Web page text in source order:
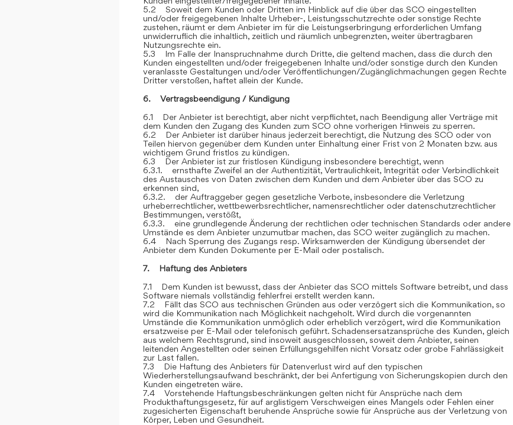
5.2 Soweit dem Kunden oder Dritten im Hinblick auf die über das SCO eingestellten
und/oder freigegebenen Inhalte Urheber-, Leistungsschutzrechte oder sonstige Rechte
zustehen, räumt er dem Anbieter im für die Leistungserbringung erforderlichen Umfang
unwiderruflich die inhaltlich, zeitlich und räumlich unbegrenzten, weiter übertragbaren
Nutzungsrechte ein.
5.3 Im Falle der Inanspruchnahme durch Dritte, die geltend machen, dass die durch den
Kunden eingestellten und/oder freigegebenen Inhalte und/oder sonstige durch den Kunden
veranlasste Gestaltungen und/oder Veröffentlichungen/Zugänglichmachungen gegen Rechte
Dritter verstoßen, haftet allein der Kunde.
6. Vertragsbeendigung / Kündigung
6.1 Der Anbieter ist berechtigt, aber nicht verpflichtet, nach Beendigung aller Verträge mit
dem Kunden den Zugang des Kunden zum SCO ohne vorherigen Hinweis zu sperren.
6.2 Der Anbieter ist darüber hinaus jederzeit berechtigt, die Nutzung des SCO oder von
Teilen hiervon gegenüber dem Kunden unter Einhaltung einer Frist von 2 Monaten bzw. aus
wichtigem Grund fristlos zu kündigen.
6.3 Der Anbieter ist zur fristlosen Kündigung insbesondere berechtigt, wenn
6.3.1. ernsthafte Zweifel an der Authentizität, Vertraulichkeit, Integrität oder Verbindlichkeit
des Austausches von Daten zwischen dem Kunden und dem Anbieter über das SCO zu
erkennen sind,
6.3.2. der Auftraggeber gegen gesetzliche Verbote, insbesondere die Verletzung
urheberrechtlicher, wettbewerbsrechtlicher, namensrechtlicher oder datenschutzrechtlicher
Bestimmungen, verstößt,
6.3.3. eine grundlegende Änderung der rechtlichen oder technischen Standards oder andere
Umstände es dem Anbieter unzumutbar machen, das SCO weiter zugänglich zu machen.
6.4 Nach Sperrung des Zugangs resp. Wirksamwerden der Kündigung übersendet der
Anbieter dem Kunden Dokumente per E-Mail oder postalisch.
7. Haftung des Anbieters
7.1 Dem Kunden ist bewusst, dass der Anbieter das SCO mittels Software betreibt, und dass
Software niemals vollständig fehlerfrei erstellt werden kann.
7.2 Fällt das SCO aus technischen Gründen aus oder verzögert sich die Kommunikation, so
wird die Kommunikation nach Möglichkeit nachgeholt. Wird durch die vorgenannten
Umstände die Kommunikation unmöglich oder erheblich verzögert, wird die Kommunikation
ersatzweise per E-Mail oder telefonisch geführt. Schadensersatzansprüche des Kunden, gleich
aus welchem Rechtsgrund, sind insoweit ausgeschlossen, soweit dem Anbieter, seinen
leitenden Angestellten oder seinen Erfüllungsgehilfen nicht Vorsatz oder grobe Fahrlässigkeit
zur Last fallen.
7.3 Die Haftung des Anbieters für Datenverlust wird auf den typischen
Wiederherstellungsaufwand beschränkt, der bei Anfertigung von Sicherungskopien durch den
Kunden eingetreten wäre.
7.4 Vorstehende Haftungsbeschränkungen gelten nicht für Ansprüche nach dem
Produkthaftungsgesetz, für auf arglistigem Verschweigen eines Mangels oder Fehlen einer
zugesicherten Eigenschaft beruhende Ansprüche sowie für Ansprüche aus der Verletzung von
Körper, Leben und Gesundheit.